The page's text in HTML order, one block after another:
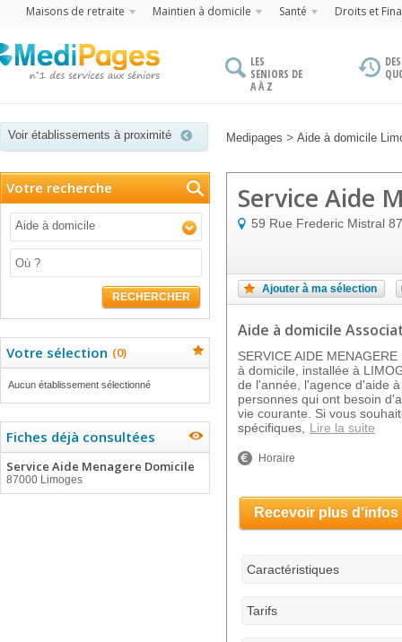
Maisons de retraite Maintien à domicile Santé Droits et
LES
SENIORS DE
A À Z
Voir établissements à proximité Medipages > Aide à domicile
Votre recherche
Aide à domicile
RECHERCHER
Votre sélection (0)
Aucun établissement sélectionné
Fiches déjà consultées
Service Aide Menagere Domicile
87000 Limoges
Service Aide
59 Rue Frederic Mistral
Ajouter à ma sélection
Aide à domicile
SERVICE AIDE
à domicile, installée à
de l'année, l'agence d'aide
personnes qui ont besoin
vie courante. Si vous
spécifiques,
Lire la suite
Horaire
Recevoir plus d'infos
Caractéristiques
Tarifs